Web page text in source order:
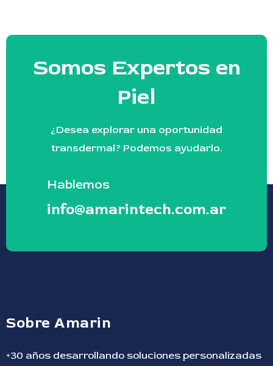
Somos Expertos en
Piel
¿Desea explorar una oportunidad
transdermal? Podemos ayudarlo.
Hablemos
info@amarintech.com.ar
Sobre Amarin
+30 años desarrollando soluciones personalizadas